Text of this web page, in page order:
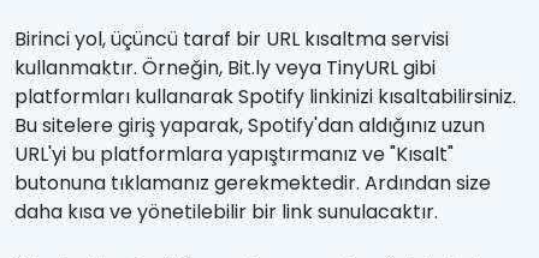
Birinci yol, üçüncü taraf bir URL kısaltma servisi
kullanmaktır. Örneğin, Bit.ly veya TinyURL gibi
platformları kullanarak Spotify linkinizi kısaltabilirsiniz.
Bu sitelere giriş yaparak, Spotify'dan aldığınız uzun
URL'yi bu platformlara yapıştırmanız ve "Kısalt"
butonuna tıklamanız gerekmektedir. Ardından size
daha kısa ve yönetilebilir bir link sunulacaktır.